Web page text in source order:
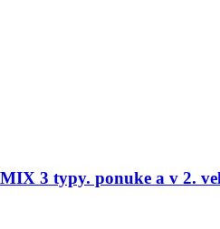
3 typy. ponuke a v 2.